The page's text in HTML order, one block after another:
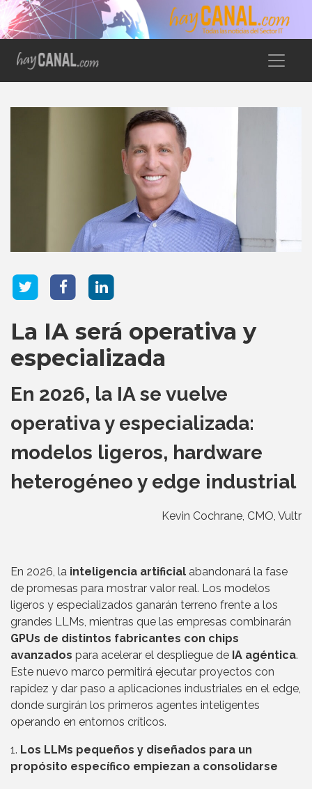
La IA será operativa y
especializada
En 2026, la IA se vuelve
operativa y especializada:
modelos ligeros, hardware
heterogéneo y edge industrial
Kevin Cochrane, CMO, Vultr
En 2026, la inteligencia artificial abandonará la fase
de promesas para mostrar valor real. Los modelos
ligeros y especializados ganarán terreno frente a los
grandes LLMs, mientras que las empresas combinarán
GPUs de distintos fabricantes con chips
avanzados para acelerar el despliegue de IA agéntica.
Este nuevo marco permitirá ejecutar proyectos con
rapidez y dar paso a aplicaciones industriales en el edge,
donde surgirán los primeros agentes inteligentes
operando en entornos críticos.
1. Los LLMs pequeños y diseñados para un
propósito específico empiezan a consolidarse